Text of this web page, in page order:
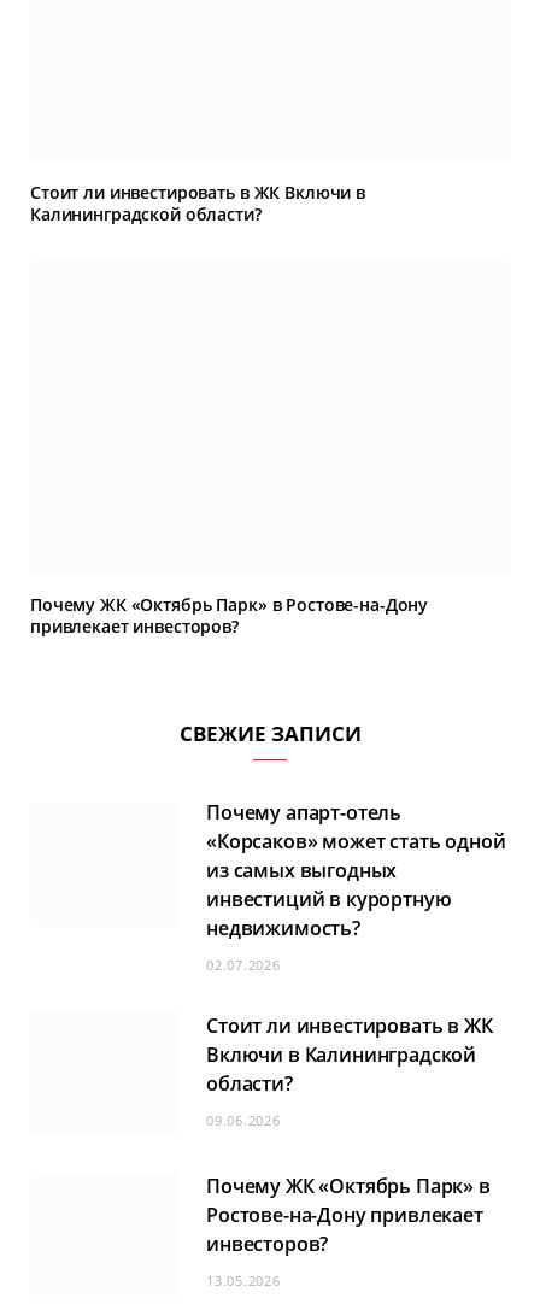
Стоит ли инвестировать в ЖК Включи в
Калининградской области?
Почему ЖК «Октябрь Парк» в Ростове-на-Дону
привлекает инвесторов?
СВЕЖИЕ ЗАПИСИ
Почему апарт-отель
«Корсаков» может стать одной
из самых выгодных
инвестиций в курортную
недвижимость?
02.07.2026
Стоит ли инвестировать в ЖК
Включи в Калининградской
области?
09.06.2026
Почему ЖК «Октябрь Парк» в
Ростове-на-Дону привлекает
инвесторов?
13.05.2026